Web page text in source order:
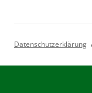
Datenschutzerklärung